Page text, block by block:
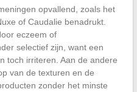
opvallend, zoals het
of Caudalie benadrukt.
eczeem of
selectief zijn, want een
toch irriteren. Aan de andere
van de texturen en de
zonder het minste